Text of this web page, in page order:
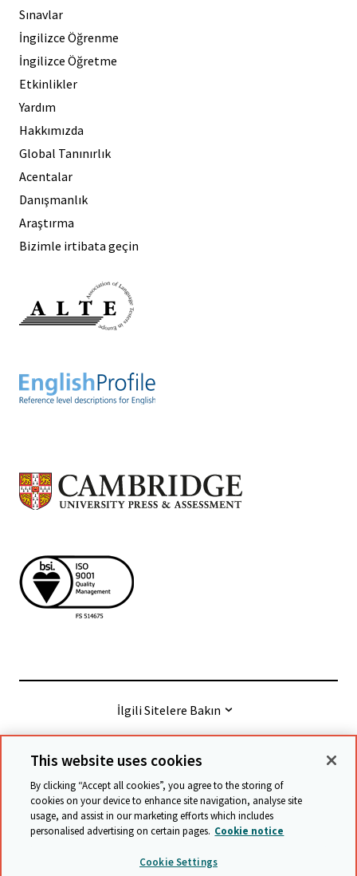
Sınavlar
İngilizce Öğrenme
İngilizce Öğretme
Etkinlikler
Yardım
Hakkımızda
Global Tanınırlık
Acentalar
Danışmanlık
Araştırma
Bizimle irtibata geçin
İlgili Sitelere Bakın
© Cambridge University Press & Assessment
Şart ve hükümler
Verilerin korunması
Accessibility statement Statement on modern slavery
This website uses cookies
By clicking “Accept all cookies”, you agree to the storing of
cookies on your device to enhance site navigation, analyse site
usage, and assist in our marketing efforts which includes
personalised advertising on certain pages. Cookie notice
Cookie Settings